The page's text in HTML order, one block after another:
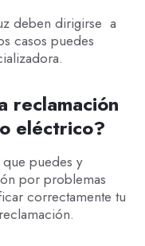
deben dirigirse a
casos puedes
reclamación
eléctrico?
que puedes y
por problemas
correctamente tu